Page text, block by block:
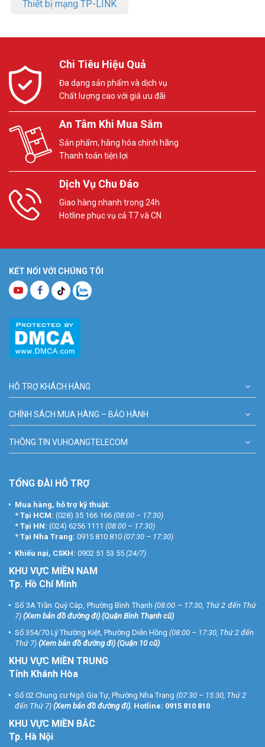
Thiết bị mạng TP-LINK
Chi Tiêu Hiệu Quả
Đa dạng sản phẩm và dịch vụ
Chất lượng cao với giá ưu đãi
An Tâm Khi Mua Sắm
Sản phẩm, hàng hóa chính hãng
Thanh toán tiện lợi
Dịch Vụ Chu Đáo
Giao hàng nhanh trong 24h
Hotline phục vụ cả T7 và CN
KẾT NỐI VỚI CHÚNG TÔI
HỖ TRỢ KHÁCH HÀNG
CHÍNH SÁCH MUA HÀNG – BẢO HÀNH
THÔNG TIN VUHOANGTELECOM
TỔNG ĐÀI HỖ TRỢ
Mua hàng, hỗ trợ kỹ thuật:
* Tại HCM: (028) 35 166 166 (08:00 – 17:30)
* Tại HN: (024) 6256 1111 (08:00 – 17:30)
* Tại Nha Trang: 0915 810 810 (07:30 – 17:30)
Khiếu nại, CSKH: 0902 51 53 55 (24/7)
KHU VỰC MIỀN NAM
Tp. Hồ Chí Minh
Số 3A Trần Quý Cáp, Phường Bình Thạnh (08:00 – 17:30, Thứ 2 đến Thứ
7) (Xem bản đồ đường đi) (Quận Bình Thạnh cũ)
Số 354/70 Lý Thường Kiệt, Phường Diên Hồng (08:00 – 17:30, Thứ 2 đến
Thứ 7) (Xem bản đồ đường đi) (Quận 10 cũ)
KHU VỰC MIỀN TRUNG
Tỉnh Khánh Hòa
Số 02 Chung cư Ngô Gia Tự, Phường Nha Trang (07:30 – 15:30, Thứ 2
đến Thứ 7) (Xem bản đồ đường đi). Hotline: 0915 810 810
KHU VỰC MIỀN BẮC
Tp. Hà Nội